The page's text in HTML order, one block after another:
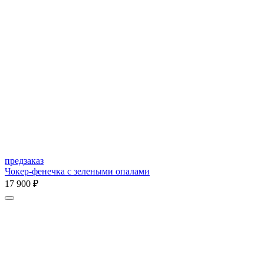
предзаказ
Чокер-фенечка с зелеными опалами
17 900 ₽